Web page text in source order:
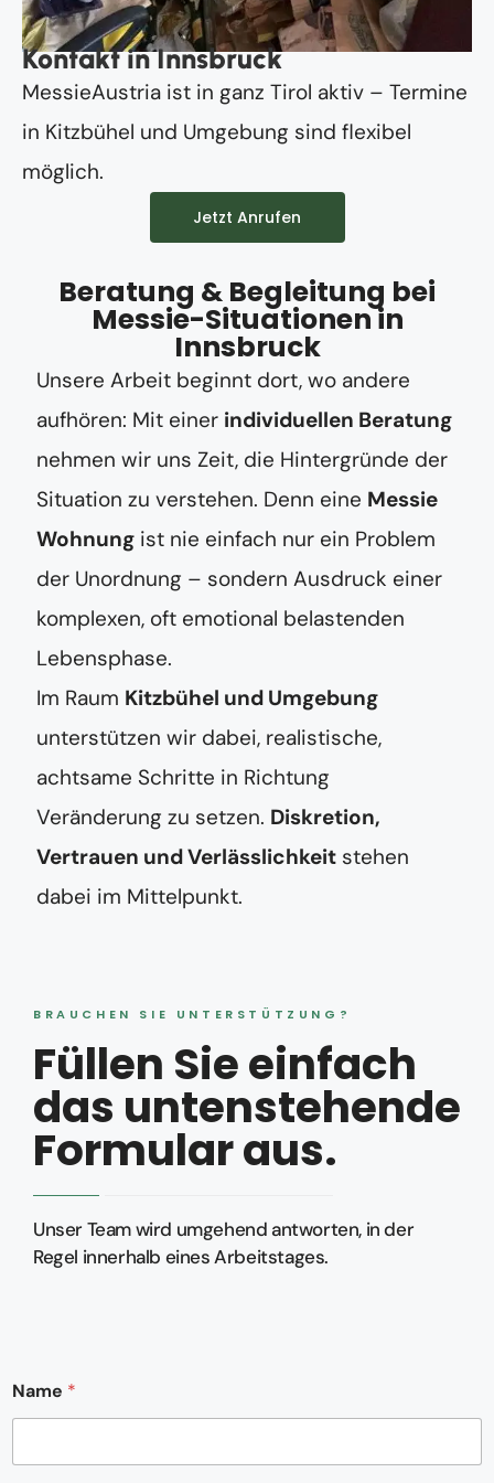
Kontakt in Innsbruck
MessieAustria ist in ganz Tirol aktiv – Termine
in Kitzbühel und Umgebung sind flexibel
möglich.
Jetzt Anrufen
Beratung & Begleitung bei
Messie-Situationen in
Innsbruck
Unsere Arbeit beginnt dort, wo andere
aufhören: Mit einer individuellen Beratung
nehmen wir uns Zeit, die Hintergründe der
Situation zu verstehen. Denn eine Messie
Wohnung ist nie einfach nur ein Problem
der Unordnung – sondern Ausdruck einer
komplexen, oft emotional belastenden
Lebensphase.
Im Raum Kitzbühel und Umgebung
unterstützen wir dabei, realistische,
achtsame Schritte in Richtung
Veränderung zu setzen. Diskretion,
Vertrauen und Verlässlichkeit stehen
dabei im Mittelpunkt.
BRAUCHEN SIE UNTERSTÜTZUNG?
Füllen Sie einfach
das untenstehende
Formular aus.
Unser Team wird umgehend antworten, in der
Regel innerhalb eines Arbeitstages.
Name *